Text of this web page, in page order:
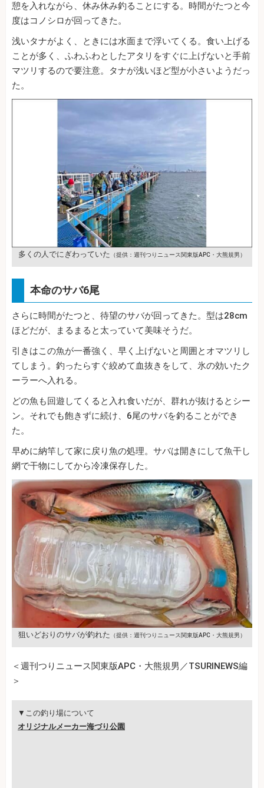
憩を入れながら、休み休み釣ることにする。時間がたつと今
度はコノシロが回ってきた。
浅いタナがよく、ときには水面まで浮いてくる。食い上げる
ことが多く、ふわふわとしたアタリをすぐに上げないと手前
マツリするので要注意。タナが浅いほど型が小さいようだっ
た。
多くの人でにぎわっていた （提供：週刊つりニュース関東版APC・大熊規男）
本命のサバ6尾
さらに時間がたつと、待望のサバが回ってきた。型は28cm
ほどだが、まるまると太っていて美味そうだ。
引きはこの魚が一番強く、早く上げないと周囲とオマツリし
てしまう。釣ったらすぐ絞めて血抜きをして、氷の効いたク
ーラーへ入れる。
どの魚も回遊してくると入れ食いだが、群れが抜けるとシー
ン。それでも飽きずに続け、6尾のサバを釣ることができ
た。
早めに納竿して家に戻り魚の処理。サバは開きにして魚干し
網で干物にしてから冷凍保存した。
狙いどおりのサバが釣れた （提供：週刊つりニュース関東版APC・大熊規男）
＜週刊つりニュース関東版APC・大熊規男／TSURINEWS編
＞
▼この釣り場について
オリジナルメーカー海づり公園